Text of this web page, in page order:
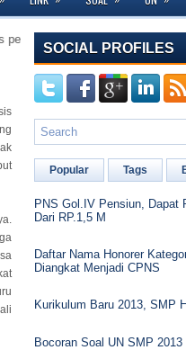
calon guru penggerak
SOCIAL PROFILES
Popular Tags
PNS Gol.IV Pensiun, Dapat
Dari RP.1,5 M
Daftar Nama Honorer
Diangkat Menjadi CPNS
Kurikulum Baru 2013, SMP
Bocoran Soal UN SMP 2013